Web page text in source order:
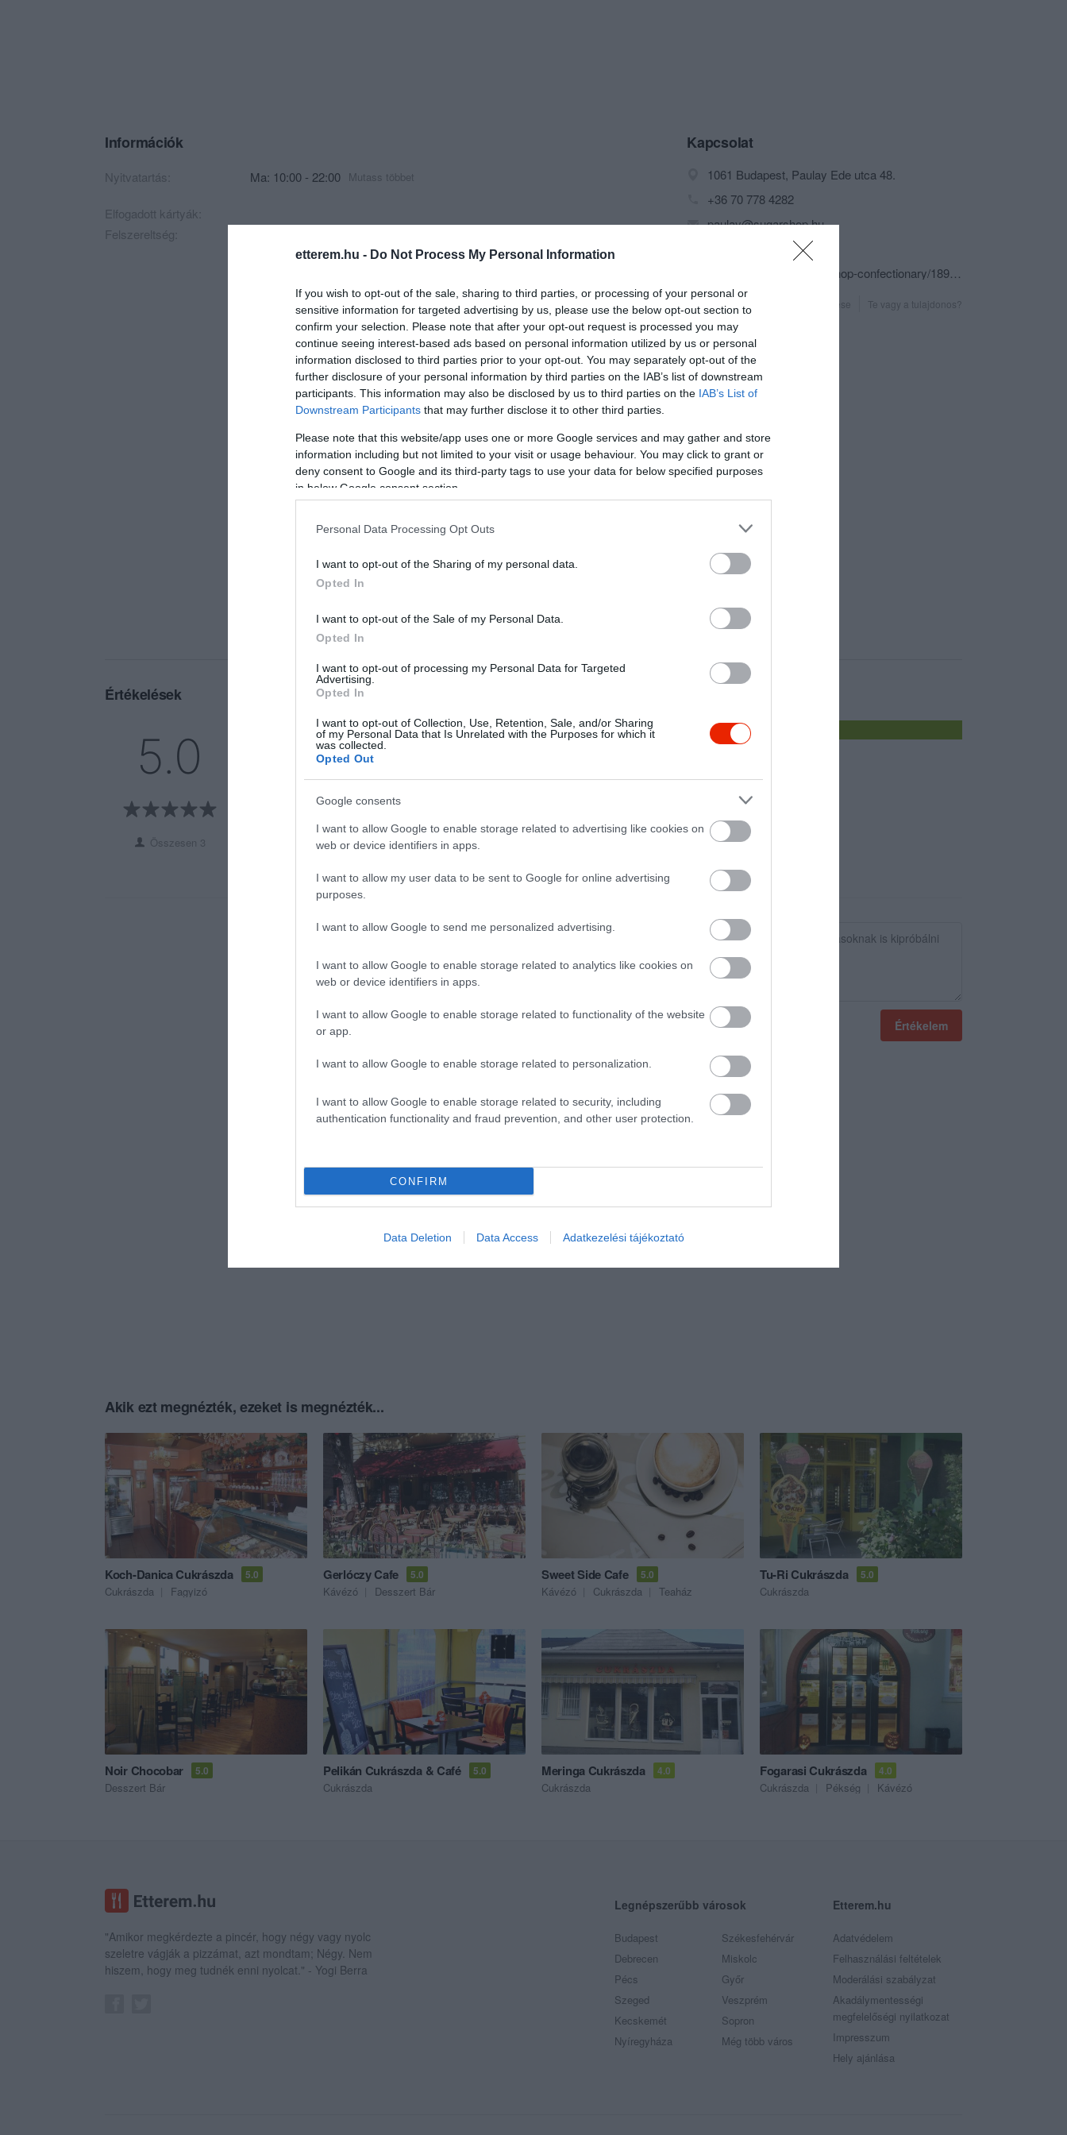
etterem.hu - Do Not Process My Personal Information
If you wish to opt-out of the sale, sharing to third parties, or processing of your personal or
sensitive information for targeted advertising by us, please use the below opt-out section to
confirm your selection. Please note that after your opt-out request is processed you may
continue seeing interest-based ads based on personal information utilized by us or personal
information disclosed to third parties prior to your opt-out. You may separately opt-out of the
further disclosure of your personal information by third parties on the IAB’s list of downstream
participants. This information may also be disclosed by us to third parties on the IAB’s List of
Downstream Participants that may further disclose it to other third parties.
Please note that this website/app uses one or more Google services and may gather and store
information including but not limited to your visit or usage behaviour. You may click to grant or
deny consent to Google and its third-party tags to use your data for below specified purposes
in below Google consent section.
Personal Data Processing Opt Outs
I want to opt-out of the Sharing of my personal data.
Opted In
I want to opt-out of the Sale of my Personal Data.
Opted In
I want to opt-out of processing my Personal Data for Targeted
Advertising.
Opted In
I want to opt-out of Collection, Use, Retention, Sale, and/or Sharing
of my Personal Data that Is Unrelated with the Purposes for which it
was collected.
Opted Out
Google consents
I want to allow Google to enable storage related to advertising like cookies on
web or device identifiers in apps.
I want to allow my user data to be sent to Google for online advertising
purposes.
I want to allow Google to send me personalized advertising.
I want to allow Google to enable storage related to analytics like cookies on
web or device identifiers in apps.
I want to allow Google to enable storage related to functionality of the website
or app.
I want to allow Google to enable storage related to personalization.
I want to allow Google to enable storage related to security, including
authentication functionality and fraud prevention, and other user protection.
CONFIRM
Data Deletion Data Access Adatkezelési tájékoztató
Információk
Nyitvatartás: Ma: 10:00 - 22:00 Mutass többet
Elfogadott kártyák:
Felszereltség:
Kapcsolat
1061 Budapest, Paulay Ede utca 48.
+36 70 778 4282
paulay@sugarshop.hu
http://sugarshop.hu/
fb.com/pages/SUGAR-shop-confectionary/189337101915?sk=timeline
Probléma jelentése Te vagy a tulajdonos?
Értékelések
5.0
Összesen 3
Értékelem
Akik ezt megnézték, ezeket is megnézték...
Koch-Danica Cukrászda 5.0
Cukrászda Fagyizó
Gerlóczy Cafe 5.0
Kávézó Desszert Bár
Sweet Side Cafe 5.0
Kávézó Cukrászda Teaház
Tu-Ri Cukrászda 5.0
Cukrászda
Noir Chocobar 5.0
Desszert Bár
Pelikán Cukrászda & Café 5.0
Cukrászda
Meringa Cukrászda 4.0
Cukrászda
Fogarasi Cukrászda 4.0
Cukrászda Pékség Kávézó
"Amikor megkérdezte a pincér, hogy négy vagy nyolc
szeletre vágják a pizzámat, azt mondtam; Négy. Nem
hiszem, hogy meg tudnék enni nyolcat." - Yogi Berra
Legnépszerűbb városok
Budapest
Debrecen
Pécs
Szeged
Kecskemét
Nyíregyháza
Székesfehérvár
Miskolc
Győr
Veszprém
Sopron
Még több város
Etterem.hu
Adatvédelem
Felhasználási feltételek
Moderálási szabályzat
Akadálymentességi
megfelelőségi nyilatkozat
Impresszum
Hely ajánlása